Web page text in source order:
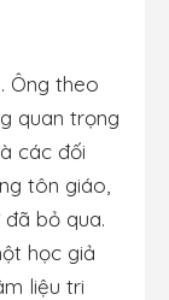
Ông theo
quan trọng
các đối
tôn giáo,
bỏ qua.
học giả
liệu tri